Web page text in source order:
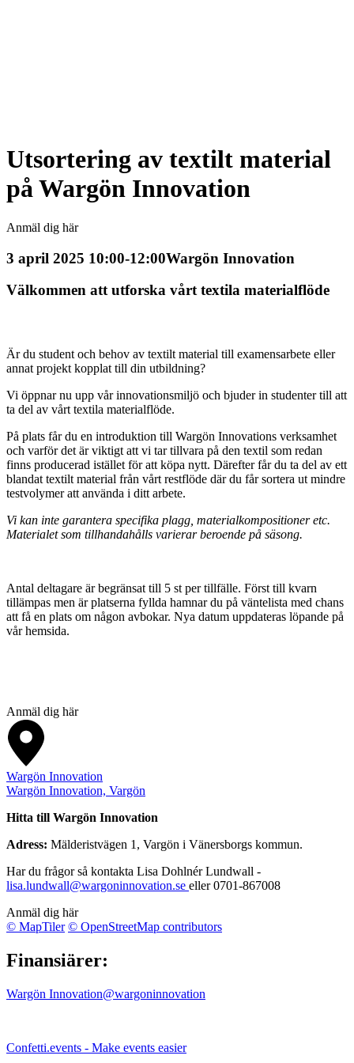
Utsortering av textilt material
på Wargön Innovation
Anmäl dig här
3 april 2025 10:00-12:00Wargön Innovation
Välkommen att utforska vårt textila materialflöde
Är du student och behov av textilt material till examensarbete eller
annat projekt kopplat till din utbildning?
Vi öppnar nu upp vår innovationsmiljö och bjuder in studenter till att
ta del av vårt textila materialflöde.
På plats får du en introduktion till Wargön Innovations verksamhet
och varför det är viktigt att vi tar tillvara på den textil som redan
finns producerad istället för att köpa nytt. Därefter får du ta del av ett
blandat textilt material från vårt restflöde där du får sortera ut mindre
testvolymer att använda i ditt arbete.
Vi kan inte garantera specifika plagg, materialkompositioner etc.
Materialet som tillhandahålls varierar beroende på säsong.
Antal deltagare är begränsat till 5 st per tillfälle. Först till kvarn
tillämpas men är platserna fyllda hamnar du på väntelista med chans
att få en plats om någon avbokar. Nya datum uppdateras löpande på
vår hemsida.
Anmäl dig här
Wargön Innovation
Wargön Innovation, Vargön
Hitta till Wargön Innovation
Adress: Mälderistvägen 1, Vargön i Vänersborgs kommun.
Har du frågor så kontakta Lisa Dohlnér Lundwall -
lisa.lundwall@wargoninnovation.se eller 0701-867008
Anmäl dig här
© MapTiler © OpenStreetMap contributors
Finansiärer:
Wargön Innovation@wargoninnovation
Confetti.events - Make events easier